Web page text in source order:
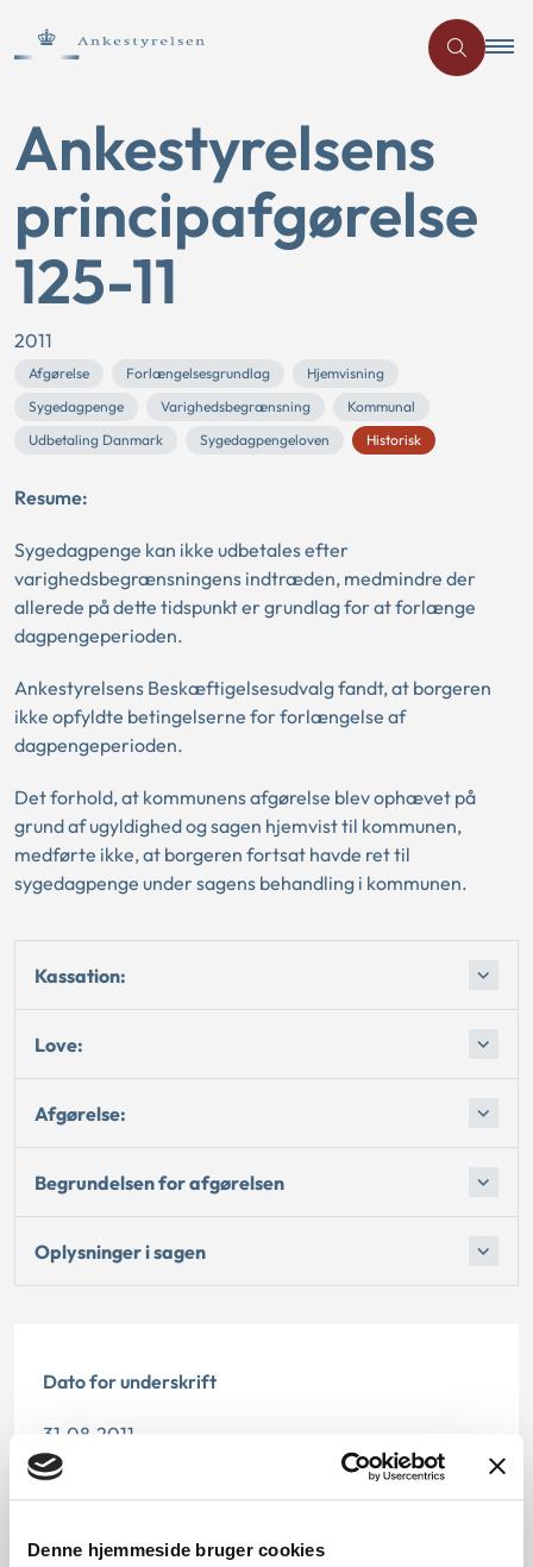
Denne hjemmeside bruger cookies
Ankestyrelsens
principafgørelse
125-11
2011
Afgørelse Forlængelsesgrundlag
Hjemvisning
Sygedagpenge
Varighedsbegrænsning
Kommunal
Udbetaling Danmark
Sygedagpengeloven Historisk
Resume:
Sygedagpenge kan ikke udbetales efter
varighedsbegrænsningens indtræden, medmindre der
allerede på dette tidspunkt er grundlag for at forlænge
dagpengeperioden.
Ankestyrelsens Beskæftigelsesudvalg fandt, at borgeren
ikke opfyldte betingelserne for forlængelse af
dagpengeperioden.
Det forhold, at kommunens afgørelse blev ophævet på
grund af ugyldighed og sagen hjemvist til kommunen,
medførte ikke, at borgeren fortsat havde ret til
sygedagpenge under sagens behandling i kommunen.
Kassation:
Love:
Afgørelse:
Begrundelsen for afgørelsen
Oplysninger i sagen
Dato for underskrift
31.08.2011
Offentliggørelsesdato
11.07.2013